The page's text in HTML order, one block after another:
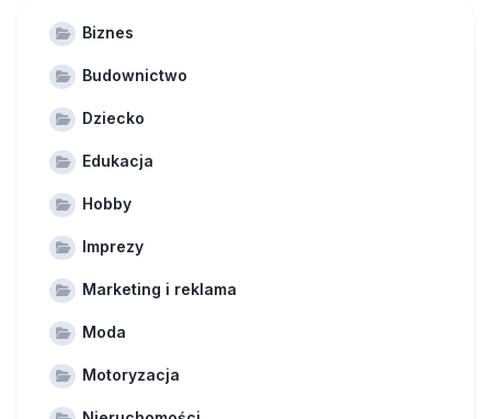
Biznes
Budownictwo
Dziecko
Edukacja
Hobby
Imprezy
Marketing i reklama
Moda
Motoryzacja